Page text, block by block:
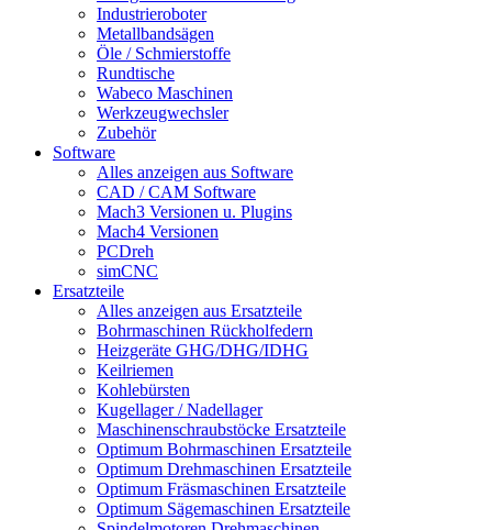
Industrieroboter
Metallbandsägen
Öle / Schmierstoffe
Rundtische
Wabeco Maschinen
Werkzeugwechsler
Zubehör
Software
Alles anzeigen aus Software
CAD / CAM Software
Mach3 Versionen u. Plugins
Mach4 Versionen
PCDreh
simCNC
Ersatzteile
Alles anzeigen aus Ersatzteile
Bohrmaschinen Rückholfedern
Heizgeräte GHG/DHG/IDHG
Keilriemen
Kohlebürsten
Kugellager / Nadellager
Maschinenschraubstöcke Ersatzteile
Optimum Bohrmaschinen Ersatzteile
Optimum Drehmaschinen Ersatzteile
Optimum Fräsmaschinen Ersatzteile
Optimum Sägemaschinen Ersatzteile